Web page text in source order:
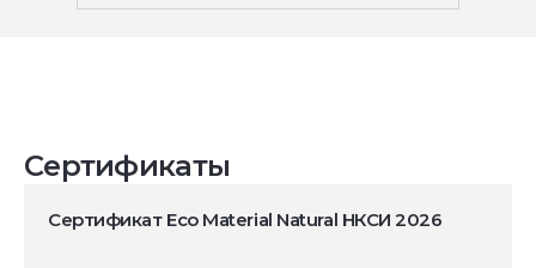
Сертификаты
Сертификат Eco Material Natural НКСИ 2026